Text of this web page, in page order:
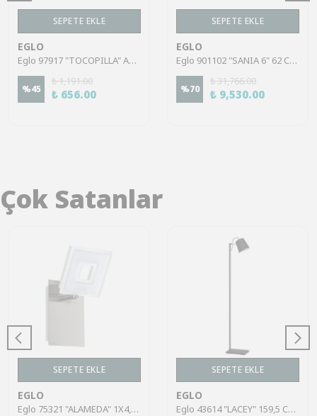
SEPETE EKLE
EGLO
Eglo 97917 "TOCOPILLA" Ahşap, Çelik Beyaz-Patine, Siyah Duvar Aplik
%45
₺ 1,191.00
₺ 656.00
SEPETE EKLE
EGLO
Eglo 901102 "SANIA 6" 62 Cm Uzunluğunda Kahverengi Çelik Duvar Aplik Ip44
%70
₺ 31,766.00
₺ 9,530.00
Çok Satanlar
SEPETE EKLE
EGLO
Eglo 75321 "ALAMEDA" 1X4,5W Çelik Nikel Mat Sıva Üstü Spot
SEPETE EKLE
EGLO
Eglo 43614 "LACEY" 159,5 Cm Yüksekliğinde Çelik, Ahşap Köşe Lambası Lambader